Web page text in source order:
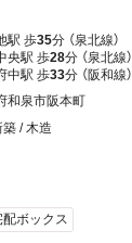
駅 歩35分 （泉北線）
央駅 歩28分 （泉北線）
中駅 歩33分 （阪和線）
和泉市阪本町
/ 木造
配ボックス